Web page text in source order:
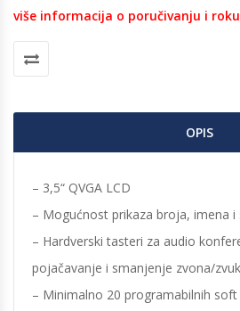
više informacija o poručivanju i
OPIS
– 3,5“ QVGA LCD
– Mogućnost prikaza broja, imena i
– Hardverski tasteri za audio
pojačavanje i smanjenje zvona/
– Minimalno 20 programabilnih